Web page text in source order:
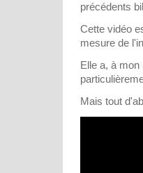
précédents
Cette vidéo
mesure de
Elle a, à
Mais tout